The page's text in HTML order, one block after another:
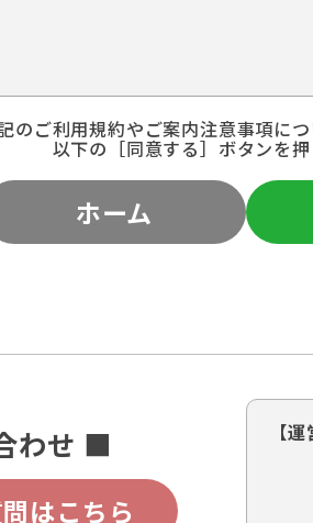
のご利用規約やご案内注意事項に
以下の［同意する］ボタンを押
ホーム
わせ ■
はこちら
【運